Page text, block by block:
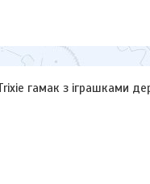
гамак з іграшками